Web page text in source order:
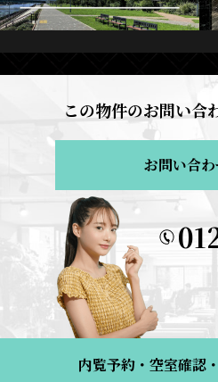
この物件のお問い合
お問い合
内覧予約・空室確認